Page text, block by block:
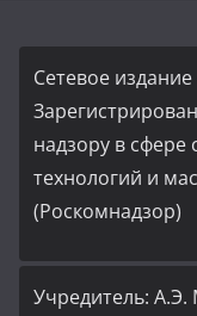
Сетевое
надзору в
технологий и
(Роскомнадзор)
Учредитель: А.Э.